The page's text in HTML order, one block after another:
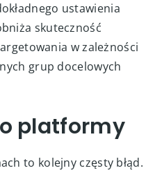
ustawienia
skuteczność
grup docelowych